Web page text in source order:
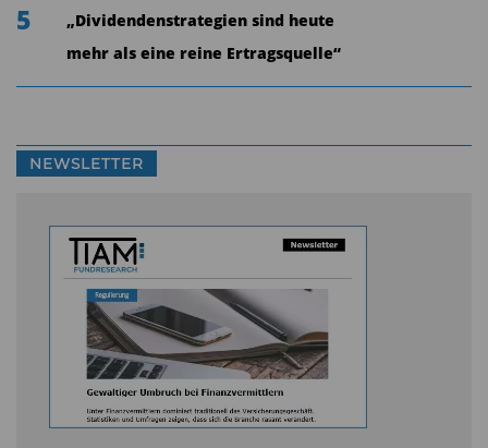
5
„Dividendenstrategien sind heute
mehr als eine reine Ertragsquelle“
NEWSLETTER